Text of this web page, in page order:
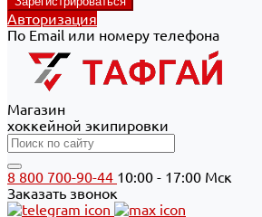
Авторизация
По Email или номеру телефона
Магазин
хоккейной экипировки
8 800 700-90-44 10:00 - 17:00 Мск
Заказать звонок